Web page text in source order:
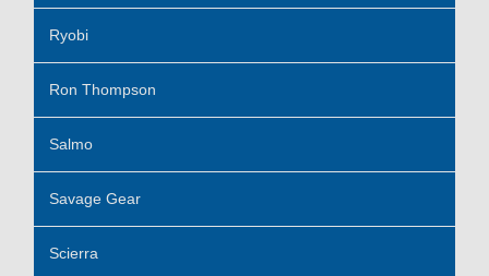
Ryobi
Ron Thompson
Salmo
Savage Gear
Scierra